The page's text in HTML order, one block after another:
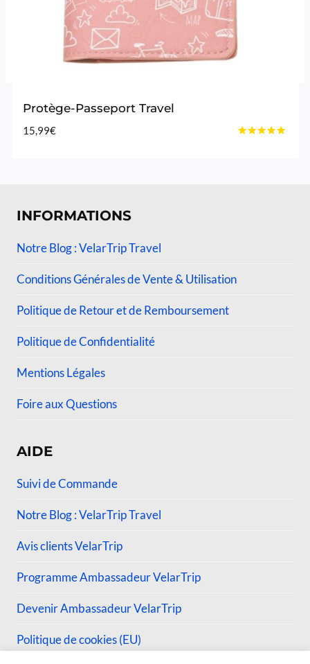
Protège-Passeport Travel
15,99€
INFORMATIONS
Notre Blog : VelarTrip Travel
Conditions Générales de Vente & Utilisation
Politique de Retour et de Remboursement
Politique de Confidentialité
Mentions Légales
Foire aux Questions
AIDE
Suivi de Commande
Notre Blog : VelarTrip Travel
Avis clients VelarTrip
Programme Ambassadeur VelarTrip
Devenir Ambassadeur VelarTrip
Politique de cookies (EU)